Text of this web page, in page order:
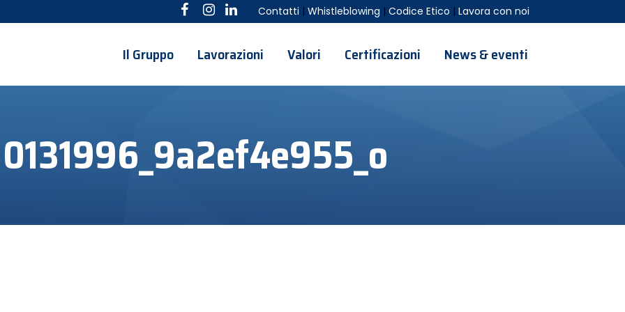
Contatti | Whistleblowing | Codice Etico | Lavora con noi
Il Gruppo Lavorazioni Valori Certificazioni News & eventi